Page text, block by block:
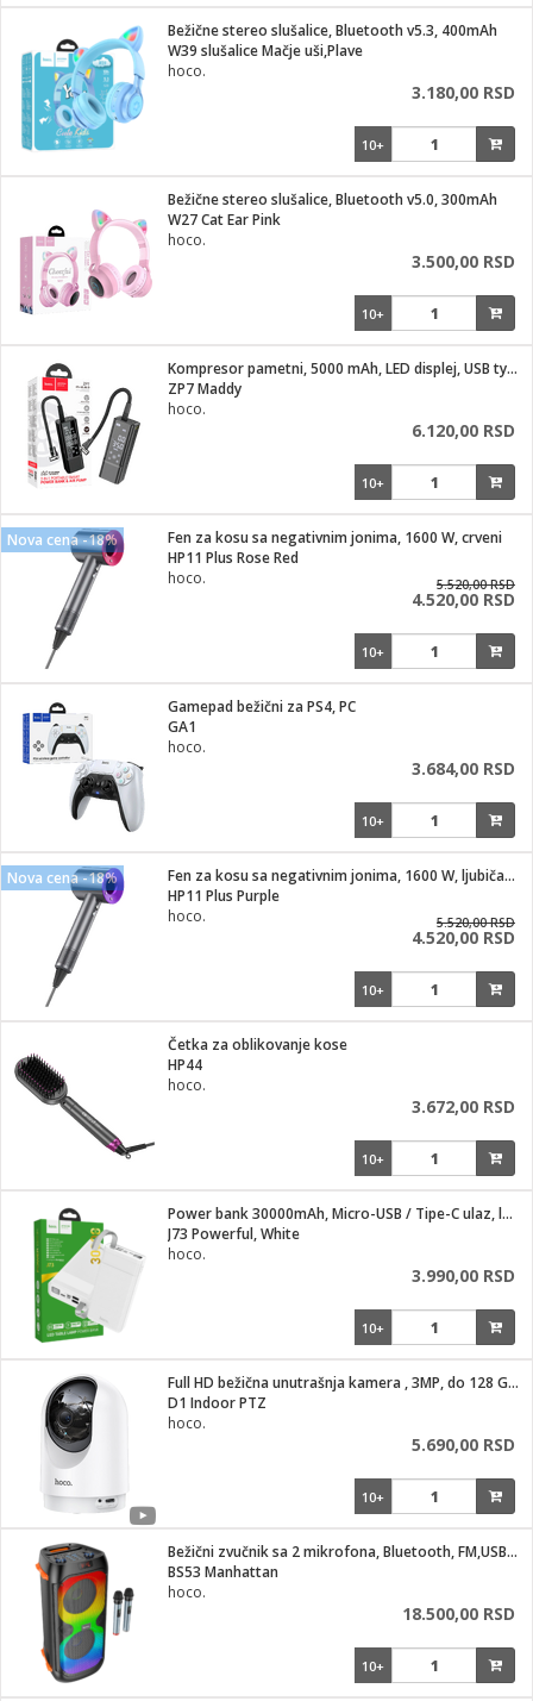
kafu
ostalo
Vitrine
za kosu
pribor
materijal
i kutije
i oprema
oprema
Bežične stereo slušalice, Bluetooth v5.3, 400mAh
W39 slušalice Mačje uši,Plave
hoco.
3.180,00 RSD
10+
Bežične stereo slušalice, Bluetooth v5.0, 300mAh
W27 Cat Ear Pink
hoco.
3.500,00 RSD
10+
Kompresor pametni, 5000 mAh, LED displej, USB type C
ZP7 Maddy
hoco.
6.120,00 RSD
10+
Nova cena -18%
Fen za kosu sa negativnim jonima, 1600 W, crveni
HP11 Plus Rose Red
hoco.
5.520,00 RSD
4.520,00 RSD
10+
Gamepad bežični za PS4, PC
GA1
hoco.
3.684,00 RSD
10+
Nova cena -18%
Fen za kosu sa negativnim jonima, 1600 W, ljubičasti
HP11 Plus Purple
hoco.
5.520,00 RSD
4.520,00 RSD
10+
Četka za oblikovanje kose
HP44
hoco.
3.672,00 RSD
10+
Power bank 30000mAh, Micro-USB / Tipe-C ulaz, lampa
J73 Powerful, White
hoco.
3.990,00 RSD
10+
Full HD bežična unutrašnja kamera , 3MP, do 128 Gb kartica
D1 Indoor PTZ
hoco.
5.690,00 RSD
10+
Bežični zvučnik sa 2 mikrofona, Bluetooth, FM,USB,AUX
BS53 Manhattan
hoco.
18.500,00 RSD
10+